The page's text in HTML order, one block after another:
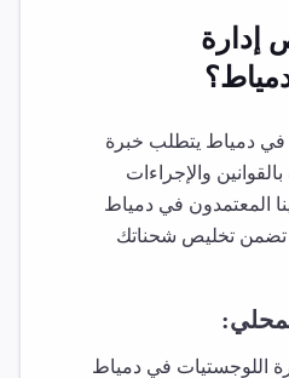
إدارة
؟
في دمياط يتطلب خبرة
والإجراءات
المعتمدون في دمياط
تضمن تخليص شحناتك
اللوجستيات في دمياط